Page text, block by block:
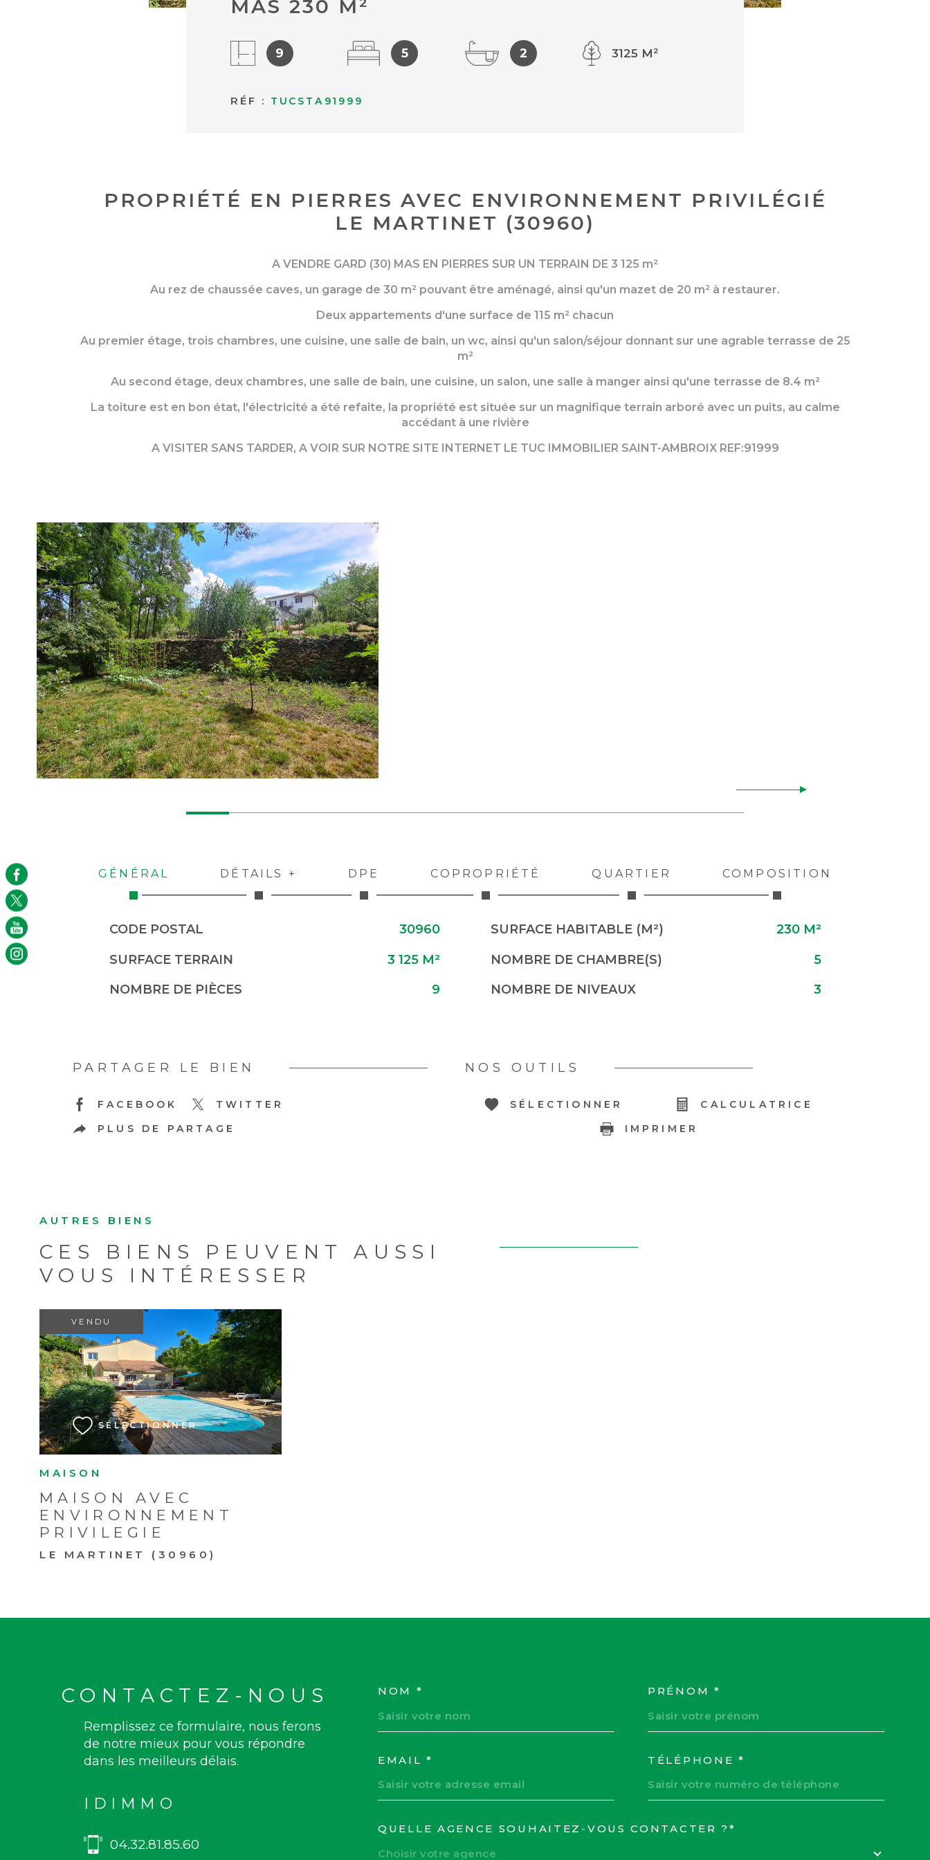
RÉF : TUCSTA91999
MAS 230 M²
9 5 2 3125 M²
PROPRIÉTÉ EN PIERRES AVEC ENVIRONNEMENT PRIVILÉGIÉ
LE MARTINET (30960)
A VENDRE GARD (30) MAS EN PIERRES SUR UN TERRAIN DE 3 125 m²
Au rez de chaussée caves, un garage de 30 m² pouvant être aménagé, ainsi qu'un mazet de 20 m² à restaurer.
Deux appartements d'une surface de 115 m² chacun
Au premier étage, trois chambres, une cuisine, une salle de bain, un wc, ainsi qu'un salon/séjour donnant sur une agrable terrasse de 25
m²
Au second étage, deux chambres, une salle de bain, une cuisine, un salon, une salle à manger ainsi qu'une terrasse de 8.4 m²
La toiture est en bon état, l'électricité a été refaite, la propriété est située sur un magnifique terrain arboré avec un puits, au calme
accédant à une rivière
A VISITER SANS TARDER, A VOIR SUR NOTRE SITE INTERNET LE TUC IMMOBILIER SAINT-AMBROIX REF:91999
GÉNÉRAL DÉTAILS + DPE COPROPRIÉTÉ QUARTIER COMPOSITION
Caractérisque Valeurs
CODE POSTAL 30960 SURFACE HABITABLE (M²)
230 M²
SURFACE TERRAIN
3 125 M² NOMBRE DE CHAMBRE(S)
5
NOMBRE DE PIÈCES
9 NOMBRE DE NIVEAUX 3
PARTAGER LE BIEN
FACEBOOK
TWITTER
PLUS DE PARTAGE
NOS OUTILS
SÉLECTIONNER
CALCULATRICE
IMPRIMER
AUTRES BIENS
CES BIENS PEUVENT AUSSI
VOUS INTÉRESSER
MAISON
MAISON AVEC
ENVIRONNEMENT
PRIVILEGIE
LE MARTINET (30960)
VENDU
SÉLECTIONNER
VOIR LE BIEN
CONTACTEZ-NOUS
Remplissez ce formulaire, nous ferons
de notre mieux pour vous répondre
dans les meilleurs délais.
IDIMMO
04.32.81.85.60
TRAD_MELTEM_VOSCOORDONNEES
NOM * PRÉNOM *
EMAIL * TÉLÉPHONE *
TRAD_MELTEM_VOREDEMANDE
QUELLE AGENCE SOUHAITEZ-VOUS CONTACTER ?*
Choisir votre agence